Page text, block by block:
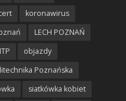
koronawirus
LECH POZNAŃ
objazdy
Poznańska
siatkówka kobiet